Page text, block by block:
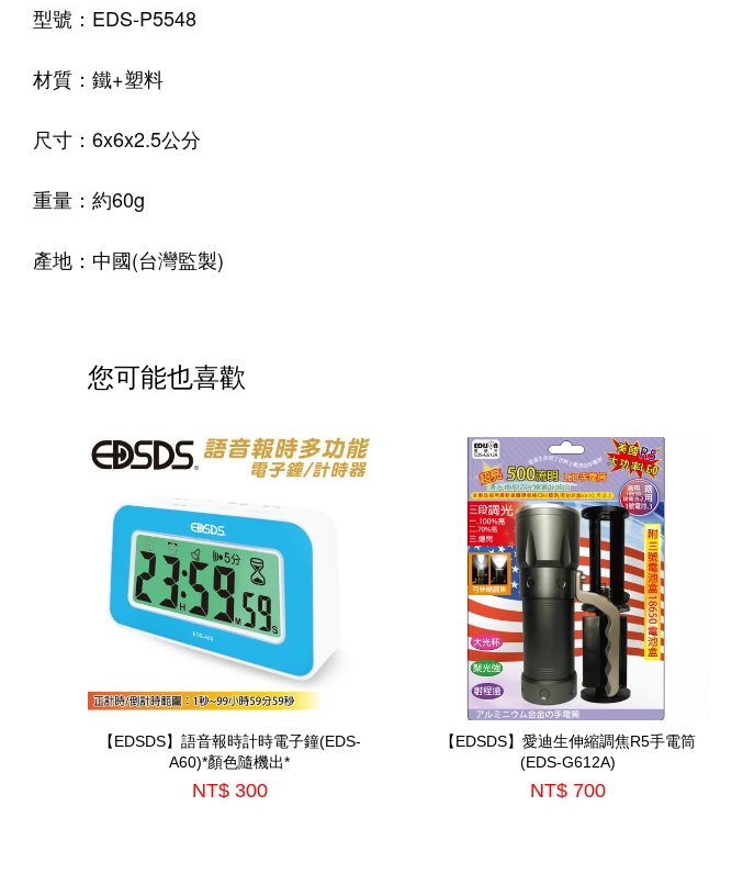
型號：EDS-P5548
材質：鐵+塑料
尺寸：6x6x2.5公分
重量：約60g
產地：中國(台灣監製)
您可能也喜歡
【EDSDS】語音報時計時電子鐘(EDS-
A60)*顏色隨機出*
NT$ 300
【EDSDS】愛迪生伸縮調焦R5手電筒
(EDS-G612A)
NT$ 700